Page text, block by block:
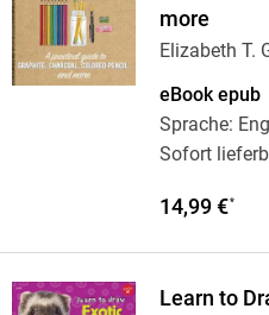
more
Elizabeth T.
eBook epub
Sprache:
Sofort
14,99 €*
Learn to